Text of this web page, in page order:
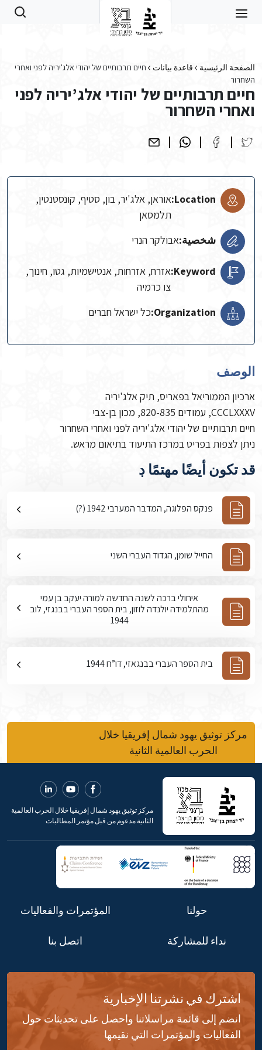
الصفحة الرئيسية قاعدة بيانات
חיים תרבותיים של יהודי אלג'יריה לפני ואחרי
השחרור
חיים תרבותיים של יהודי אלג’יריה לפני
ואחרי השחרור
Location: אוראן, אלג'יר, בון, סטיף, קונסטנטין,
תלמסאן
شخصية:אבולקר הנרי
Keyword: אזרח, אזרחות, אנטישמיות, גטו, חינוך,
צו כרמיה
Organization: כל ישראל חברים
الوصف
ארכיון הממוריאל בפאריס, תיק אלג'יריה
CCCLXXXV, עמודים 820-835, מכון בן-צבי
חיים תרבותיים של יהודי אלג'יריה לפני ואחרי השחרור
ניתן לצפות בפריט במרכז התיעוד בתיאום מראש.
قد تكون أيضًا مهتمًا ڊ
פנקס הפלוגה, המדבר המערבי 1942 (?)
החייל שומן, הגדוד העברי השני
איחולי ברכה לשנה החדשה למורה יעקב בן עמי
מהתלמידה יולנדה לוזון, בית הספר העברי בבנגזי, לוב
1944
בית הספר העברי בבנגאזי, דו”ח 1944
مركز توثيق يهود شمال إفريقيا خلال
الحرب العالمية الثانية
مركز توثيق يهود شمال إفريقيا خلال الحرب العالمية
الثانية مدعوم من قبل مؤتمر المطالبات
حولنا المؤتمرات والفعاليات
نداء للمشاركة اتصل بنا
اشترك في نشرتنا الإخبارية
انضم إلى قائمة مراسلاتنا واحصل على تحديثات حول
الفعاليات والمؤتمرات التي نقيمها